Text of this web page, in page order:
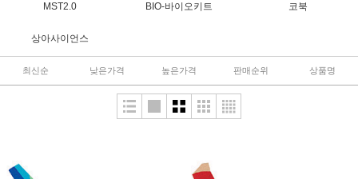
MST2.0 BIO-바이오키트 코북
상아사이언스
최신순 낮은가격 높은가격 판매순위 상품명